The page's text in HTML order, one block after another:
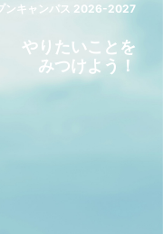
ンキャンパス 2026-2027
やりたいことを
みつけよう！